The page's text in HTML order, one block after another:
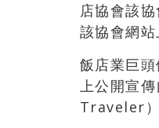
店協會該
該協會網
飯店業巨
上公開宣
Traveler）